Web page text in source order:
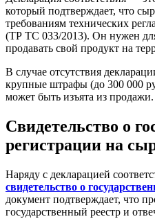
который подтверждает, что
требованиям технических
(ТР ТС 033/2013). Он нужен
продавать свой продукт на
В случае отсутствия
крупные штрафы (до 300 000
может быть изъята из продажи.
Свидетельство о
регистрации на
Наряду с декларацией
свидетельство о
документ подтверждает, что
государственный реестр и